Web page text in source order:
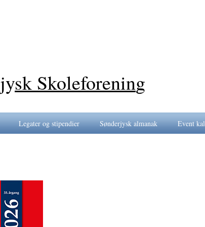
jysk Skoleforening
Legater og stipendier Sønderjysk almanak Event